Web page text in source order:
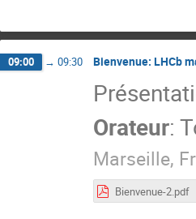
09:00 → 09:30 Bienvenue: LHCb
Orateur:
Marseille,
Bienvenue-2.pdf